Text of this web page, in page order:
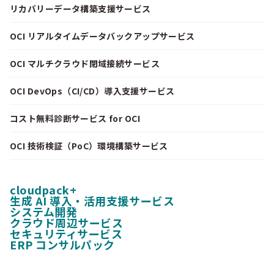
リカバリーデータ構築支援サービス
OCI リアルタイムデータバックアップサービス
OCI マルチクラウド閉域接続サービス
OCI DevOps（CI/CD）導入支援サービス
コスト無料診断サービス for OCI
OCI 技術検証（PoC）環境構築サービス
cloudpack+
生成 AI 導入・活用支援サービス
システム開発
クラウド周辺サービス
セキュリティサービス
ERP コンサルパック